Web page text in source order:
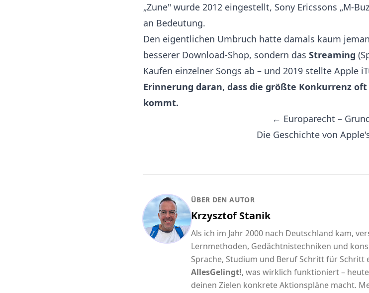
„Zune" wurde 2012 eingestellt, Sony Ericssons „M-
an Bedeutung.
Den eigentlichen Umbruch hatte damals kaum
besserer Download-Shop, sondern das Streaming
Kaufen einzelner Songs ab – und 2019 stellte Apple
Erinnerung daran, dass die größte Konkurrenz
kommt.
← Europarecht –
Die Geschichte von
ÜBER DEN AUTOR
Krzysztof Stanik
Als ich im Jahr 2000 nach Deutschland kam,
Lernmethoden, Gedächtnistechniken und
Sprache, Studium und Beruf Schritt für Schritt
AllesGelingt!, was wirklich funktioniert –
deinen Zielen konkrete Aktionspläne macht.